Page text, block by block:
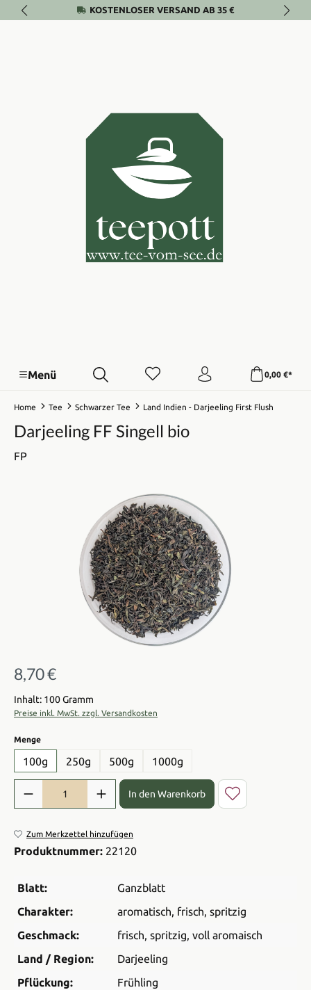
Zum Hauptinhalt springenKOSTENLOSER VERSAND AB 35 €
Menü 0,00 €*
Home Tee Schwarzer Tee Land Indien - Darjeeling First Flush
Darjeeling FF Singell bio
FP
Bildergalerie überspringen
Regulärer Preis:
8,70 €
Inhalt: 100 Gramm
Preise inkl. MwSt. zzgl. Versandkosten
Mengeauswählen
100g 250g 500g 1000g
Produkt Anzahl: Gib den gewünschten Wert ein oder benutze die
In den Warenkorb
Zum Merkzettel hinzufügen
Produktnummer: 22120
Blatt:
Ganzblatt
Charakter:
aromatisch, frisch, spritzig
Geschmack:
frisch, spritzig, voll aromaisch
Land / Region:
Darjeeling
Pflückung:
Frühling